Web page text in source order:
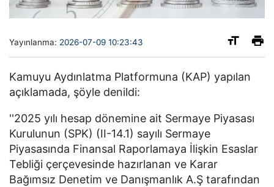
Yayınlanma: 2026-07-09 10:23:43
Kamuyu Aydınlatma Platformuna (KAP) yapılan
açıklamada, şöyle denildi:
''2025 yılı hesap dönemine ait Sermaye Piyasası
Kurulunun (SPK) (II-14.1) sayılı Sermaye
Piyasasında Finansal Raporlamaya İlişkin Esaslar
Tebliği çerçevesinde hazırlanan ve Karar
Bağımsız Denetim ve Danışmanlık A.Ş tarafından